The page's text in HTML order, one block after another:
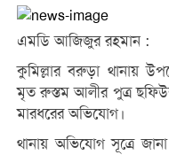
এমডি আজিজুর রহমান :
কুমিল্লার বরুড়া থানায়
মৃত রুস্তম আলীর পুত্র
মারধরের অভিযোগ।
থানায় অভিযোগ সূত্রে